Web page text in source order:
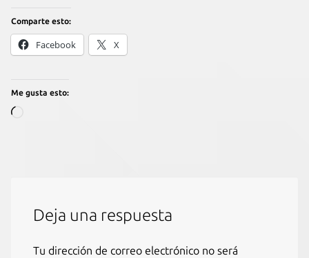
Comparte esto:
Facebook X
Me gusta esto:
Deja una respuesta
Tu dirección de correo electrónico no será